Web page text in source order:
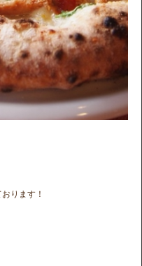
ります！